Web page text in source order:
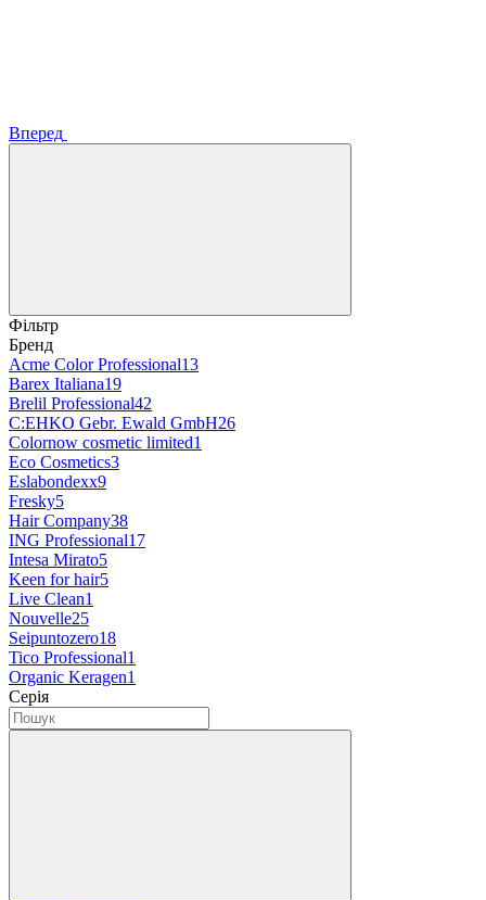
Вперед
Фільтр
Бренд
Acme Color Professional13
Barex Italiana19
Brelil Professional42
C:EHKO Gebr. Ewald GmbH26
Colornow cosmetic limited1
Eco Cosmetics3
Eslabondexx9
Fresky5
Hair Company38
ING Professional17
Intesa Mirato5
Keen for hair5
Live Clean1
Nouvelle25
Seipuntozero18
Tico Professional1
Organic Keragen1
Серія